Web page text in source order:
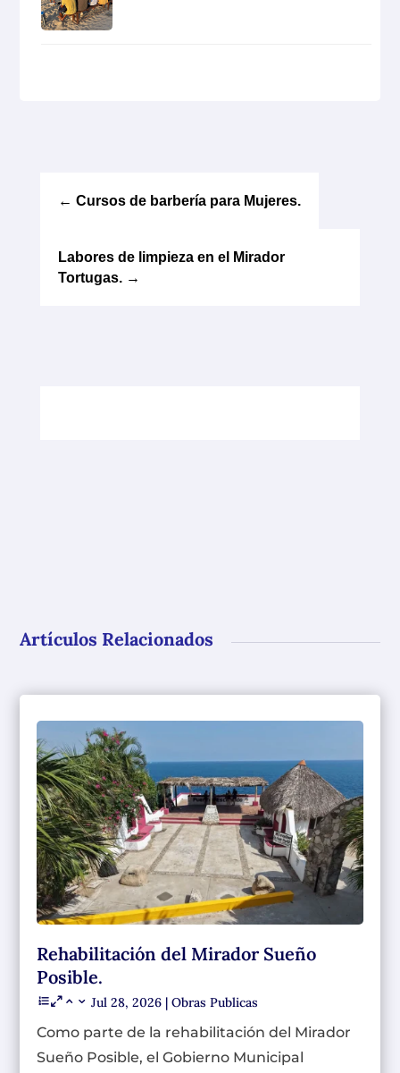
← Cursos de barbería para Mujeres.
Labores de limpieza en el Mirador
Tortugas.→
Artículos Relacionados
Rehabilitación del Mirador Sueño
Posible.
Jul 28, 2026 |Obras Publicas
Como parte de la rehabilitación del Mirador
Sueño Posible, el Gobierno Municipal